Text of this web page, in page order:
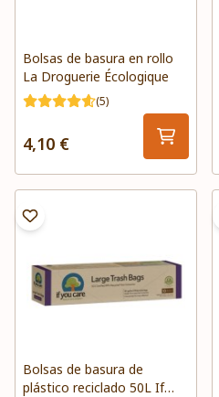
Bolsas de basura en rollo
La Droguerie Écologique
(5)
4,10 €
Bolsas de basura de
plástico reciclado 50L If